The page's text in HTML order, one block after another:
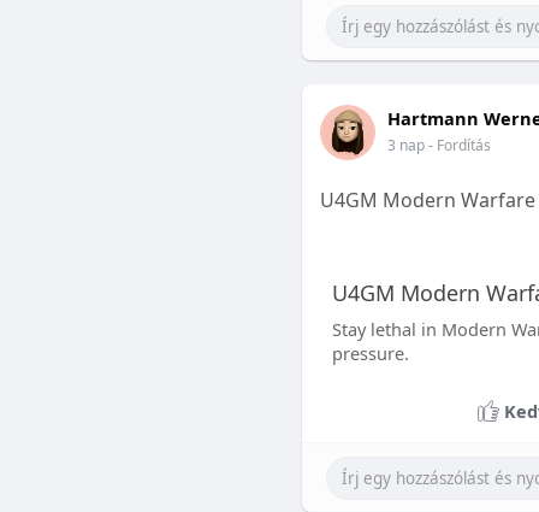
Hartmann
3 nap- Fordítás
U4GM Modern
U4GM Modern
Stay lethal in Modern
pressure.